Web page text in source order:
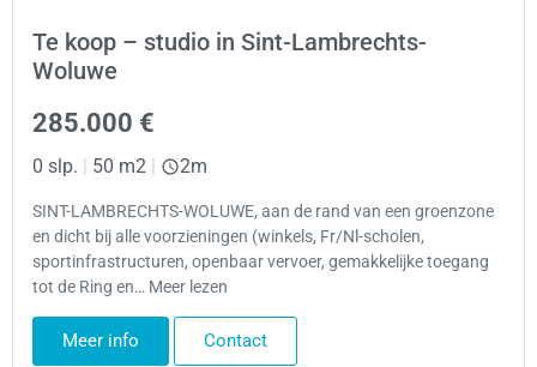
Te koop – studio in Sint-Lambrechts-
Woluwe
285.000 €
0 slp. 50 m2 2m
SINT-LAMBRECHTS-WOLUWE, aan de rand van een groenzone
en dicht bij alle voorzieningen (winkels, Fr/Nl-scholen,
sportinfrastructuren, openbaar vervoer, gemakkelijke toegang
tot de Ring en… Meer lezen
Meer info Contact